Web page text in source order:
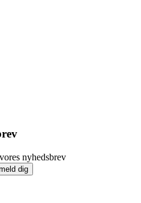
nyhedsbrev
dig